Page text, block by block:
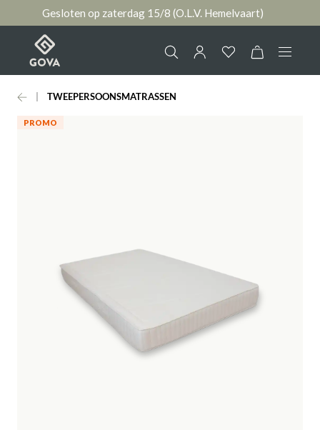
Gesloten op zaterdag 15/8 (O.L.V. Hemelvaart)
Collectie
Contact
TWEEPERSOONSMATRASSEN
PROMO